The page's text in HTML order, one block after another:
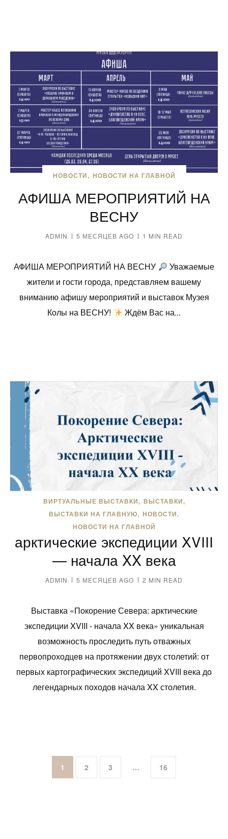
НОВОСТИ НОВОСТИ НА ГЛАВНОЙ
АФИША МЕРОПРИЯТИЙ НА
ВЕСНУ
ADMIN 5 МЕСЯЦЕВ AGO 1 MIN READ
АФИША МЕРОПРИЯТИЙ НА ВЕСНУ
Уважаемые
жители и гости города, представляем вашему
вниманию афишу мероприятий и выставок Музея
Колы на ВЕСНУ!
Ждём Вас на...
ВИРТУАЛЬНЫЕ ВЫСТАВКИ
ВЫСТАВКИ
ВЫСТАВКИ НА ГЛАВНУЮ
НОВОСТИ
НОВОСТИ НА ГЛАВНОЙ
Покорение Севера:
арктические экспедиции XVIII
— начала XX века
ADMIN 5 МЕСЯЦЕВ AGO 2 MIN READ
Выставка «Покорение Севера: арктические
экспедиции XVIII - начала XX века» уникальная
возможность проследить путь отважных
первопроходцев на протяжении двух столетий: от
первых картографических экспедиций XVIII века до
легендарных походов начала XX столетия.
1 2 3 … 16